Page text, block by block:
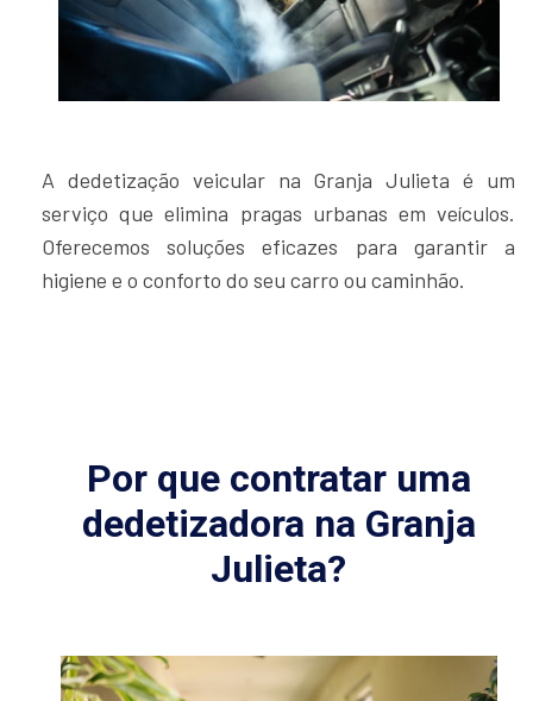
A dedetização veicular na Granja Julieta é um
serviço que elimina pragas urbanas em veículos.
Oferecemos soluções eficazes para garantir a
higiene e o conforto do seu carro ou caminhão.
Por que contratar uma
dedetizadora na Granja
Julieta?